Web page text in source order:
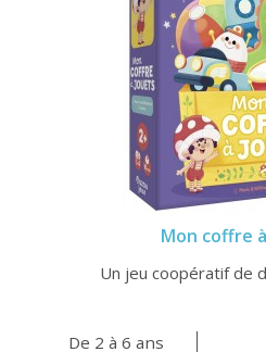
Mon coffre
Un jeu coopératif de
De 2 à 6 ans